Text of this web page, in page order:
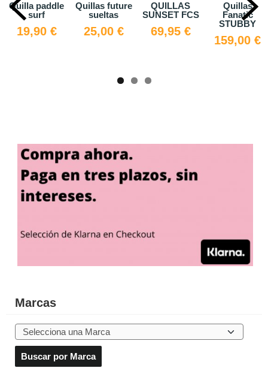
Marcas
Quilla paddle
surf
19,90 €
Quillas future
sueltas
25,00 €
QUILLAS
SUNSET FCS
69,95 €
Quillas
Fanatic
STUBBY
159,00 €